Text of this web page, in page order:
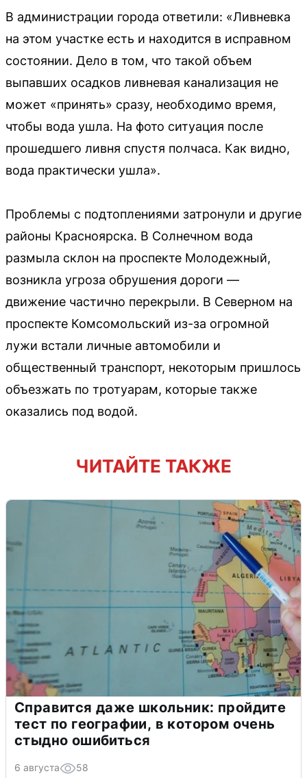
В администрации города ответили: «Ливневка
на этом участке есть и находится в исправном
состоянии. Дело в том, что такой объем
выпавших осадков ливневая канализация не
может «принять» сразу, необходимо время,
чтобы вода ушла. На фото ситуация после
прошедшего ливня спустя полчаса. Как видно,
вода практически ушла».
Проблемы с подтоплениями затронули и другие
районы Красноярска. В Солнечном вода
размыла склон на проспекте Молодежный,
возникла угроза обрушения дороги —
движение частично перекрыли. В Северном на
проспекте Комсомольский из-за огромной
лужи встали личные автомобили и
общественный транспорт, некоторым пришлось
объезжать по тротуарам, которые также
оказались под водой.
ЧИТАЙТЕ ТАКЖЕ
Справится даже школьник: пройдите
тест по географии, в котором очень
стыдно ошибиться
6 августа 58